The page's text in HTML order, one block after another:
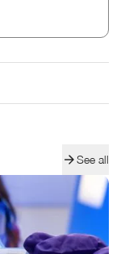
See all